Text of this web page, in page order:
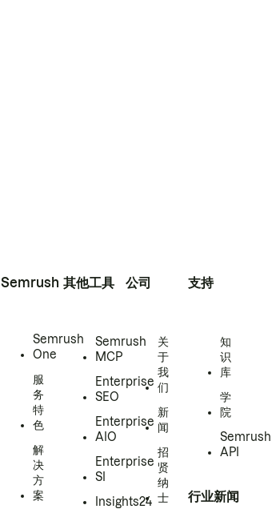
Semrush
Semrush
One
服
务
特
色
解
决
方
案
其他工具
Semrush
MCP
Enterprise
SEO
Enterprise
AIO
Enterprise
SI
Insights24
公司
关
于
我
们
新
闻
招
贤
纳
士
支持
知
识
库
学
院
Semrush
API
行业新闻